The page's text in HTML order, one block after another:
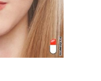
Макияж для карих глаз